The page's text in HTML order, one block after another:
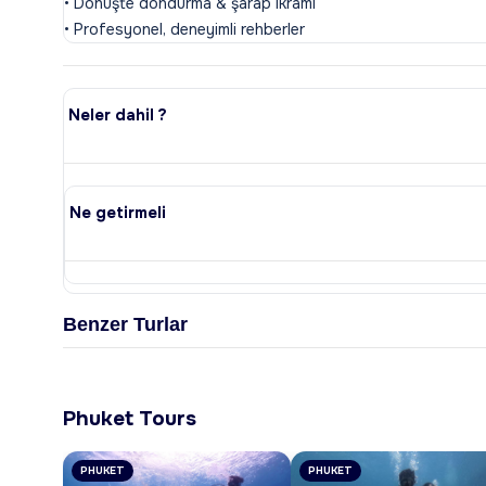
Neler dahil ?
Ne getirmeli
Benzer Turlar
Phuket Tours
PHUKET PHUKET